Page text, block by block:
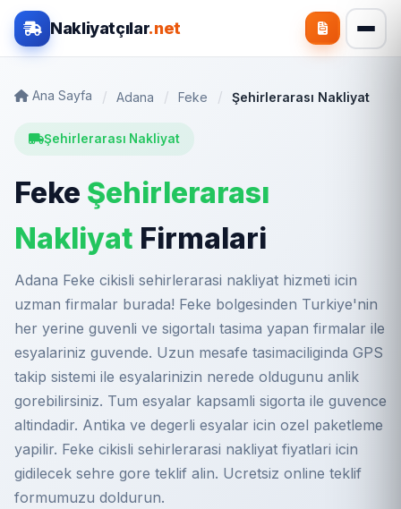
Nakliyatçılar.net
Ana Sayfa Adana Feke Şehirlerarası Nakliyat
Şehirlerarası Nakliyat
Feke Şehirlerarası
Nakliyat Firmalari
Adana Feke cikisli sehirlerarasi nakliyat hizmeti icin
uzman firmalar burada! Feke bolgesinden Turkiye'nin
her yerine guvenli ve sigortalı tasima yapan firmalar ile
esyalariniz guvende. Uzun mesafe tasimaciliginda GPS
takip sistemi ile esyalarinizin nerede oldugunu anlik
gorebilirsiniz. Tum esyalar kapsamli sigorta ile guvence
altindadir. Antika ve degerli esyalar icin ozel paketleme
yapilir. Feke cikisli sehirlerarasi nakliyat fiyatlari icin
gidilecek sehre gore teklif alin. Ucretsiz online teklif
formumuzu doldurun.